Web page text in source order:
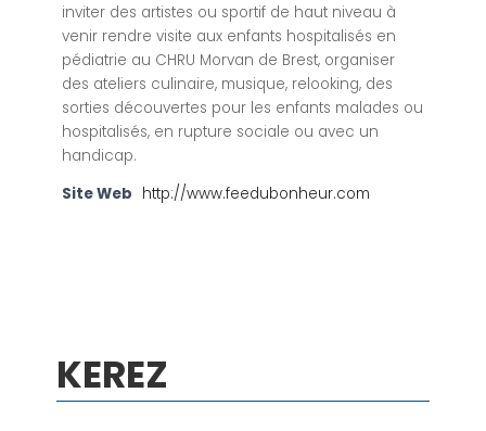
inviter des artistes ou sportif de haut niveau à
venir rendre visite aux enfants hospitalisés en
pédiatrie au CHRU Morvan de Brest, organiser
des ateliers culinaire, musique, relooking, des
sorties découvertes pour les enfants malades ou
hospitalisés, en rupture sociale ou avec un
handicap.
Site Web http://www.feedubonheur.com
KEREZ